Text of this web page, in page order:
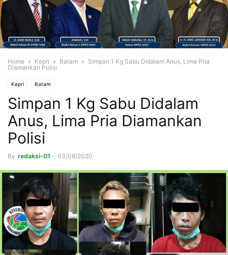
Home Kepri Batam
Simpan 1 Kg Sabu Didalam Anus, Lima Pria
Diamankan Polisi
Kepri Batam
Simpan 1 Kg Sabu Didalam
Anus, Lima Pria Diamankan
Polisi
By redaksi-01 - 03/08/2020